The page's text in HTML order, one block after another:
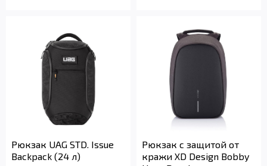
Рюкзак UAG STD. Issue
Backpack (24 л)
Рюкзак с защитой от
кражи XD Design Bobby